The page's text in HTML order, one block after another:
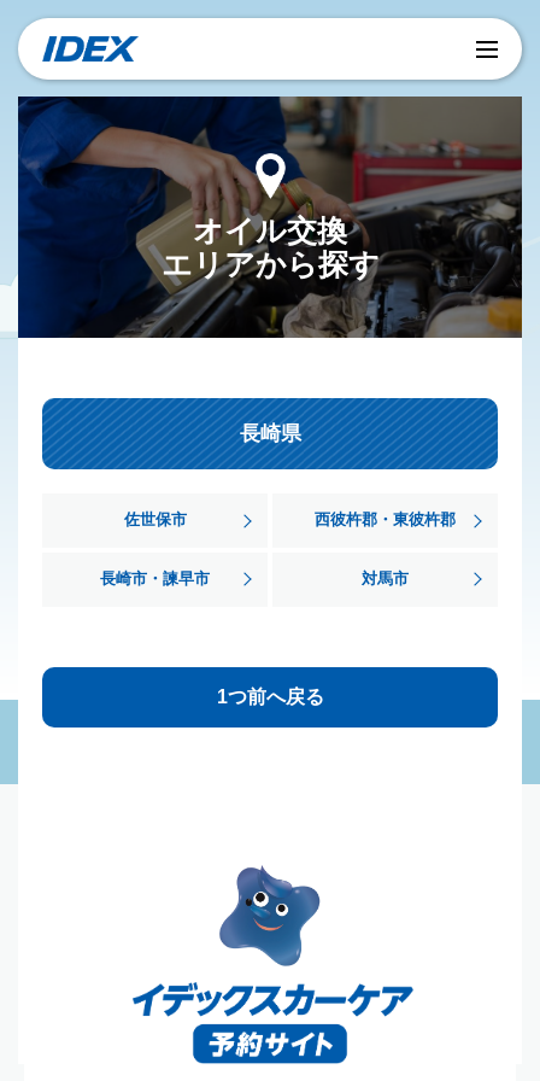
オイル交換
エリアから探す
長崎県
佐世保市 西彼杵郡・東彼杵郡
長崎市・諫早市 対馬市
1つ前へ戻る